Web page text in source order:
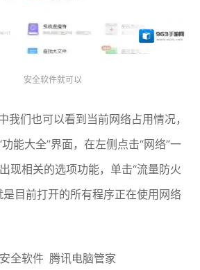
安全软件就可以
我们也可以看到当前网络占用情况，
能大全”界面，在左侧点击“网络”一
现相关的选项功能，单击“流量防火
是目前打开的所有程序正在使用网络
全软件 腾讯电脑管家